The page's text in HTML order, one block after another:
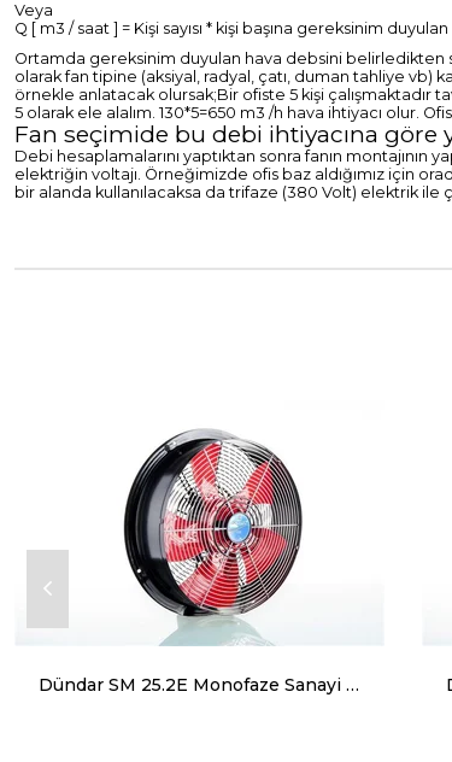
Veya
Q [ m3 / saat ] = Kişi sayısı * kişi başına gereksinim
Ortamda gereksinim duyulan hava debsini belirledikten
olarak fan tipine (aksiyal, radyal, çatı, duman tahliye
örnekle anlatacak olursak;Bir ofiste 5 kişi çalışmaktadır
5 olarak ele alalım. 130*5=650 m3 /h hava ihtiyacı olur.
Fan seçimide bu debi ihtiyacına göre
Debi hesaplamalarını yaptıktan sonra fanın
elektriğin voltajı. Örneğimizde ofis baz aldığımız için
bir alanda kullanılacaksa da trifaze (380 Volt) elektrik ile
Dündar SM 25.2E Monofaze Sanayi Tipi Aksiyal Aspiratör 2300 m³ 2450 RPM